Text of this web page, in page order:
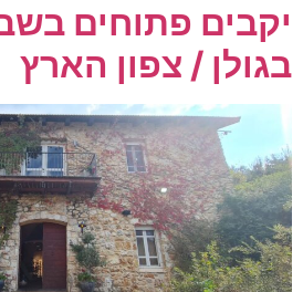
יקבים פתוחים
בגולן / צפון הארץ